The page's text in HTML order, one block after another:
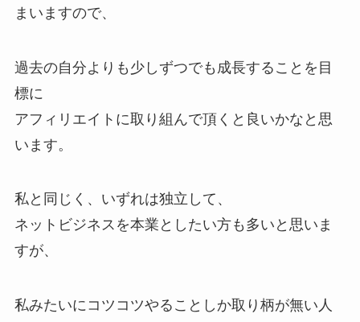
まいますので、
過去の自分よりも少しずつでも成長することを目
標に
アフィリエイトに取り組んで頂くと良いかなと思
います。
私と同じく、いずれは独立して、
ネットビジネスを本業としたい方も多いと思いま
すが、
私みたいにコツコツやることしか取り柄が無い人